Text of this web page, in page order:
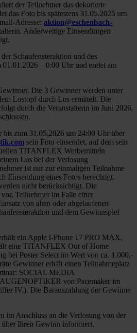
der Teilnehmer das dekorierte
das Foto bis spätestens 31.05.2025 um
Adresse: aktion@eschenbach-
Anderweitige Einsendungen
Schaufensteraktion und des
– 0:00 Uhr und endet am
Die 3 Gewinner werden unter
Lostopf durch Los ermittelt. Die
durch die Veranstalterin im Juni 2026.
bis zum 31.05.2026 um 24:00 Uhr über
sein Foto einsendet, auf dem sein
TITANFLEX Werbemitteln
Los bei der Verlosung
ist nur zur einmaligen Teilnahme
Einsendung eines Fotos berechtigt.
nicht berücksichtigt. Die
Teilnehmer im Falle einer
von alten oder abgelaufenen
und dem Gewinnspiel
ein Apple I-Phone 17 PRO MAX,
eine TITANFLEX Out of Home
bei Poster Select im Wert von ca. 1.000,-
Gewinner erhält einen Teilnahmeplatz
SOCIAL MEDIA
von Pacemaker im
IV.). Die Barauszahlung der Gewinne
im Anschluss an die Verlosung von der
Ihren Gewinn informiert.